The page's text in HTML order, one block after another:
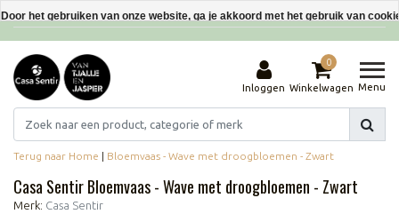
Interieurdecoraties van gerecyclede materialen
Inloggen
0
Winkelwagen Menu
Terug naar Home | Bloemvaas - Wave met droogbloemen - Zwart
Casa Sentir Bloemvaas - Wave met droogbloemen - Zwart
Merk: Casa Sentir
Door het gebruiken van onze website, ga je akkoord met het gebruik van